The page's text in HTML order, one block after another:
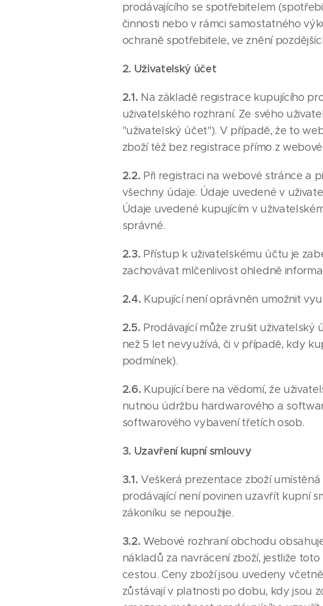
prodávajícího se spotřebitelem
činnosti nebo v rámci samostatného
ochraně spotřebitele, ve znění
2. Uživatelský účet
2.1. Na základě registrace kupujícího
uživatelského rozhraní. Ze svého
"uživatelský účet"). V případě, že to
zboží též bez registrace přímo z
2.2. Při registraci na webové stránce a
všechny údaje. Údaje uvedené v
Údaje uvedené kupujícím v
správné.
2.3. Přístup k uživatelskému účtu je
zachovávat mlčenlivost ohledně
2.4. Kupující není oprávněn umožnit
2.5. Prodávající může zrušit
než 5 let nevyužívá, či v případě, kdy
podmínek).
2.6. Kupující bere na vědomí, že
nutnou údržbu hardwarového a
softwarového vybavení třetích osob.
3. Uzavření kupní smlouvy
3.1. Veškerá prezentace zboží
prodávající není povinen uzavřít kupní
zákoníku se nepoužije.
3.2. Webové rozhraní obchodu
nákladů za navrácení zboží, jestliže
cestou. Ceny zboží jsou uvedeny
zůstávají v platnosti po dobu, kdy jsou